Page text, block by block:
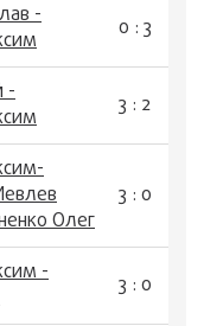
-
0 : 3
-
3 : 2
Олег
3 : 0
-
3 : 0